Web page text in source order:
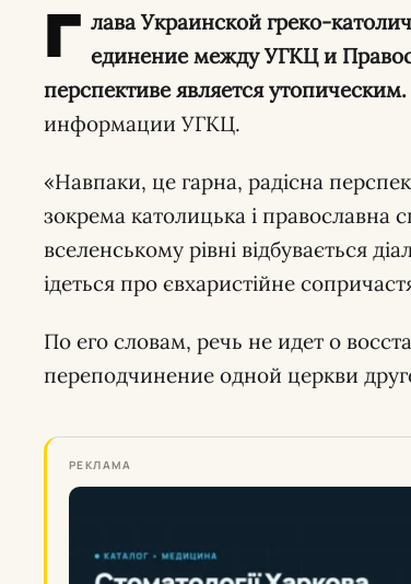
Г лава Украинской греко-
единение между УГКЦ и
перспективе является утопическим.
информации УГКЦ.
«Навпаки, це гарна, радісна
зокрема католицька і православна
вселенському рівні відбувається
ідеться про євхаристійне
По его словам, речь не идет о
переподчинение одной церкви
РЕКЛАМА